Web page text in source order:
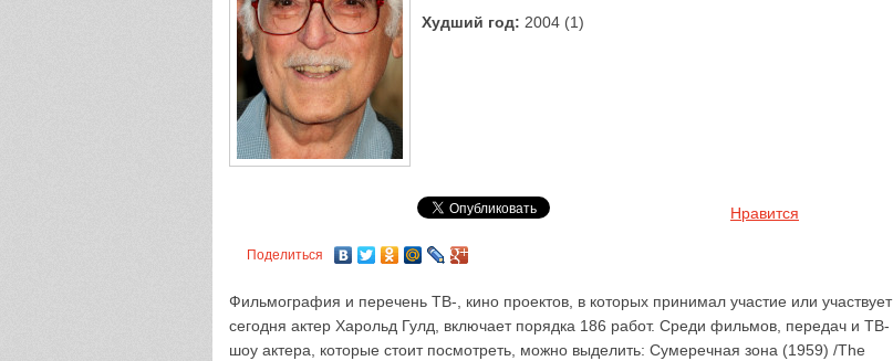
Худший год: 2004 (1)
Нравится
Поделиться
Фильмография и перечень ТВ-, кино проектов, в которых принимал участие или участвует
сегодня актер Харольд Гулд, включает порядка 186 работ. Среди фильмов, передач и ТВ-
шоу актера, которые стоит посмотреть, можно выделить: Сумеречная зона (1959) /The